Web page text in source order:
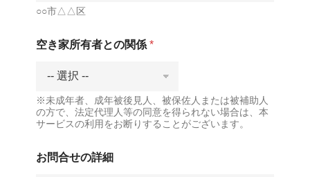
名
○○市△△区
空き家所有者との関係 *
※未成年者、成年被後見人、被保佐人または被補助人
の方で、法定代理人等の同意を得られない場合は、本
サービスの利用をお断りすることがございます。
お問合せの詳細